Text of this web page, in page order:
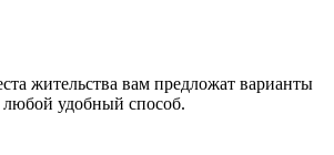
жительства вам предложат варианты
удобный способ.